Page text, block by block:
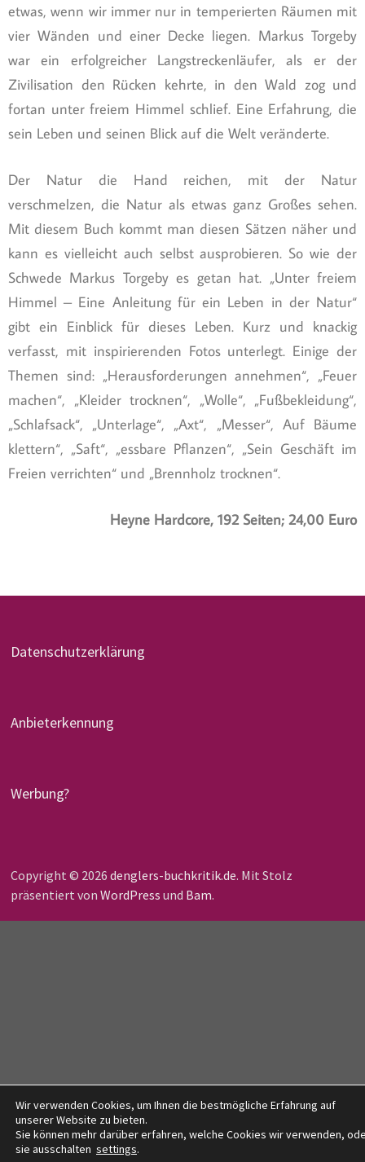
etwas, wenn wir immer nur in temperierten Räumen mit
vier Wänden und einer Decke liegen. Markus Torgeby
war ein erfolgreicher Langstreckenläufer, als er der
Zivilisation den Rücken kehrte, in den Wald zog und
fortan unter freiem Himmel schlief. Eine Erfahrung, die
sein Leben und seinen Blick auf die Welt veränderte.
Der Natur die Hand reichen, mit der Natur
verschmelzen, die Natur als etwas ganz Großes sehen.
Mit diesem Buch kommt man diesen Sätzen näher und
kann es vielleicht auch selbst ausprobieren. So wie der
Schwede Markus Torgeby es getan hat. „Unter freiem
Himmel – Eine Anleitung für ein Leben in der Natur“
gibt ein Einblick für dieses Leben. Kurz und knackig
verfasst, mit inspirierenden Fotos unterlegt. Einige der
Themen sind: „Herausforderungen annehmen“, „Feuer
machen“, „Kleider trocknen“, „Wolle“, „Fußbekleidung“,
„Schlafsack“, „Unterlage“, „Axt“, „Messer“, Auf Bäume
klettern“, „Saft“, „essbare Pflanzen“, „Sein Geschäft im
Freien verrichten“ und „Brennholz trocknen“.
Heyne Hardcore, 192 Seiten; 24,00 Euro
Datenschutzerklärung
Anbieterkennung
Werbung?
Copyright © 2026 denglers-buchkritik.de. Mit Stolz
präsentiert von WordPress und Bam.
Wir verwenden Cookies, um Ihnen die bestmögliche Erfahrung auf
unserer Website zu bieten.
Sie können mehr darüber erfahren, welche Cookies wir verwenden,
sie ausschalten settings.